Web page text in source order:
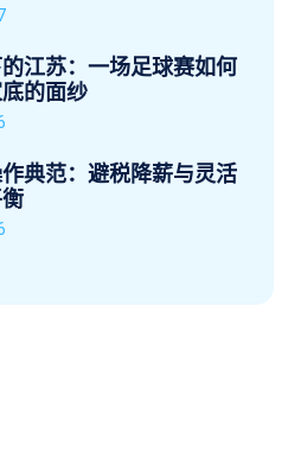
江苏：一场足球赛如何
的面纱
典范：避税降薪与灵活